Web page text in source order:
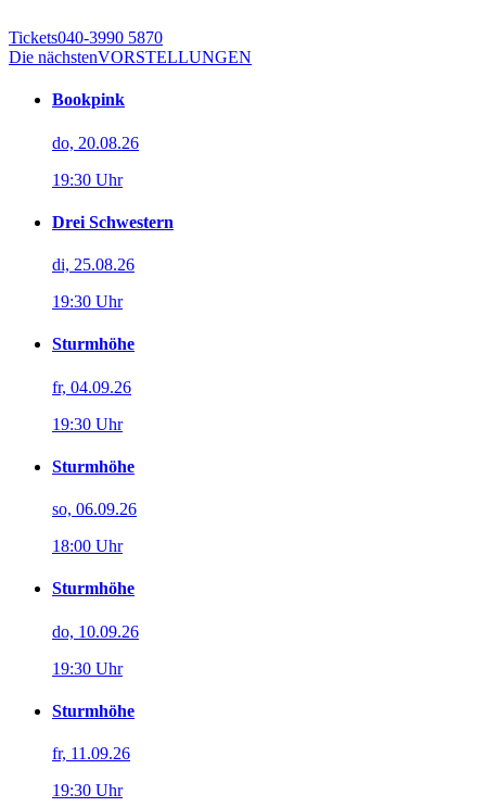
Tickets040-3990 5870
Die nächstenVORSTELLUNGEN
Bookpink
do, 20.08.26
19:30 Uhr
Drei Schwestern
di, 25.08.26
19:30 Uhr
Sturmhöhe
fr, 04.09.26
19:30 Uhr
Sturmhöhe
so, 06.09.26
18:00 Uhr
Sturmhöhe
do, 10.09.26
19:30 Uhr
Sturmhöhe
fr, 11.09.26
19:30 Uhr